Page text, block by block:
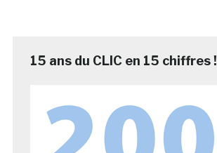
15 ans du CLIC en 15 chiffres !